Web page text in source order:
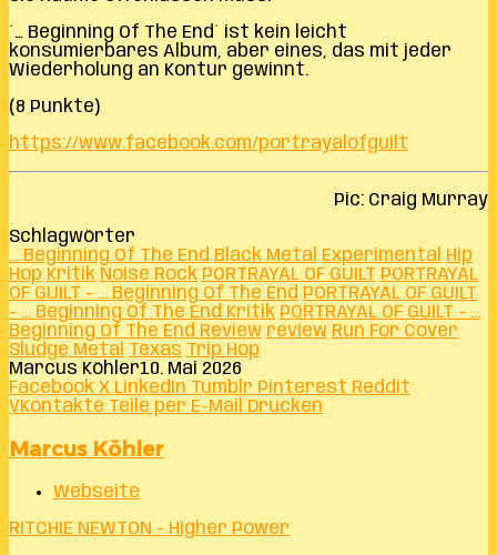
´… Beginning Of The End´ ist kein leicht
konsumierbares Album, aber eines, das mit jeder
Wiederholung an Kontur gewinnt.
(8 Punkte)
https://www.facebook.com/portrayalofguilt
Pic: Craig Murray
Schlagwörter
... Beginning Of The End Black Metal Experimental
Hip
Hop Kritik Noise Rock PORTRAYAL OF GUILT PORTRAYAL
OF GUILT - ... Beginning Of The End PORTRAYAL OF GUILT
- ... Beginning Of The End Kritik PORTRAYAL OF GUILT - ...
Beginning Of The End Review review Run For Cover
Sludge Metal Texas Trip Hop
Marcus Köhler10. Mai 2026
Facebook X LinkedIn Tumblr Pinterest Reddit
VKontakte Teile per E-Mail Drucken
Marcus Köhler
Webseite
RITCHIE NEWTON - Higher Power